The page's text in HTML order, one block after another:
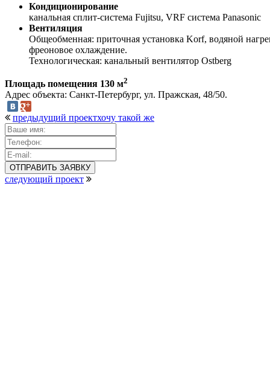
Кондиционирование
канальная сплит-система Fujitsu, VRF система Panasonic
Вентиляция
Общеобменная: приточная установка Korf, водяной
фреоновое охлаждение.
Технологическая: канальный вентилятор Ostberg
Площадь помещения 130 м2
Адрес объекта: Санкт-Петербург, ул. Пражская, 48/50.
предыдущий проектхочу такой же
следующий проект